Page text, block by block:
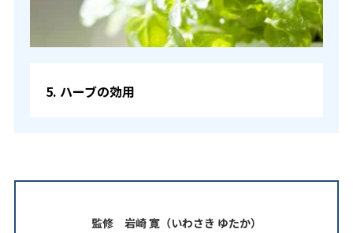
5. ハーブの効用
監修 岩崎 寛（いわさき ゆたか）